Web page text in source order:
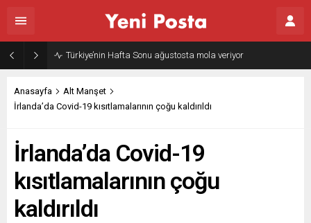
Türkiye’nin Hafta Sonu ağustosta mola veriyor
Anasayfa
Alt Manşet
İrlanda’da Covid-19 kısıtlamalarının çoğu kaldırıldı
İrlanda’da Covid-19
kısıtlamalarının çoğu
kaldırıldı